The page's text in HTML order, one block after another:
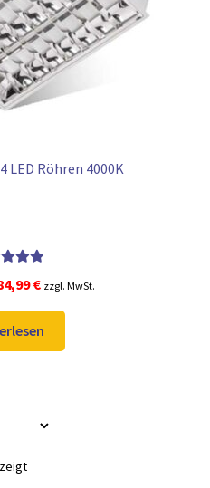
LED Röhren 4000K
von 5
€
€Aktueller
Preis
ist:
84,99 €.
zzgl. MwSt.